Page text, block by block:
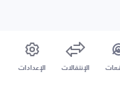
الإنتقالات الإعدادات